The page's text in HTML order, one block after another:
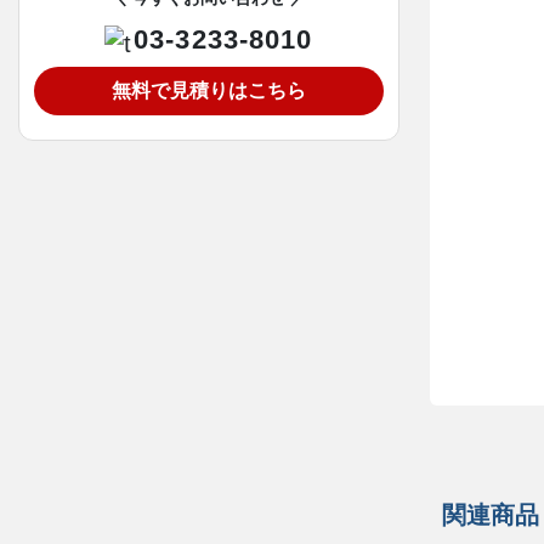
関連商品
03-3233-8010
無料で見積りはこちら